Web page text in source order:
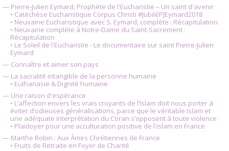
— Pierre-Julien Eymard, Prophète de l'Eucharistie – Un saint d'avenir
• Catéchèse Eucharistique Corpus Christi #JubiléPJEymard2018
• Neuvaine Eucharistique avec S. Eymard, complète : Récapitulation
• Neuvaine complète à Notre-Dame du Saint-Sacrement :
Récapitulation
• Le Soleil de l'Eucharistie - Le documentaire sur saint Pierre-Julien
Eymard
— Connaître et aimer son pays
— La sacralité intangible de la personne humaine
• Euthanasie & Dignité humaine
— Une raison d'espérance
• L’affection envers les vrais croyants de l’Islam doit nous porter à
éviter d’odieuses généralisations, parce que le véritable Islam et
une adéquate interprétation du Coran s’opposent à toute violence
• Plaidoyer pour une acculturation positive de l'islam en France
— Marthe Robin : Aux Âmes Chrétiennes de France
• Fruits de Retraite en Foyer de Charité